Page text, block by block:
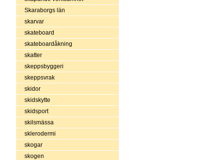
Skaraborgs län
skarvar
skateboard
skateboardåkning
skatter
skeppsbyggeri
skeppsvrak
skidor
skidskytte
skidsport
skilsmässa
sklerodermi
skogar
skogen